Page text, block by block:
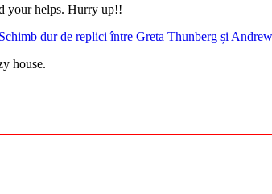
your helps. Hurry up!!
Schimb dur de replici între Greta Thunberg și
house.